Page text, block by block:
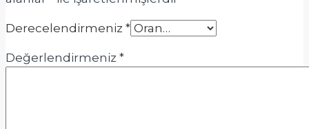
Derecelendirmeniz *
Değerlendirmeniz *